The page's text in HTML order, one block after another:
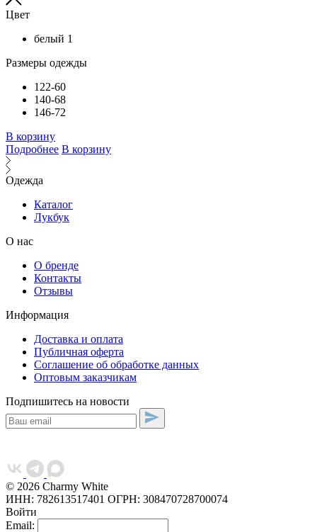
Цвет
белый 1
Размеры одежды
122-60
140-68
146-72
В корзину
Подробнее В корзину
Одежда
Каталог
Лукбук
О нас
О бренде
Контакты
Отзывы
Информация
Доставка и оплата
Публичная оферта
Соглашение об обработке данных
Оптовым заказчикам
Подпишитесь на новости
© 2026 Charmy White
ИНН: 782613517401 ОГРН: 308470728700074
Войти
Email: